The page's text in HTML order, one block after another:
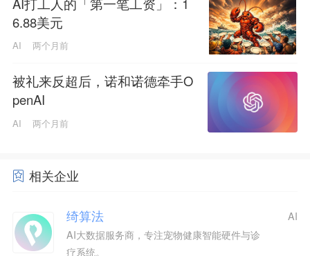
6.88美元
AI 两个月前
被礼来反超后，诺和诺德牵手O
penAI
AI 两个月前
相关企业
绮算法
AI大数据服务商，专注宠物健康智能硬件与诊
疗系统。
AI